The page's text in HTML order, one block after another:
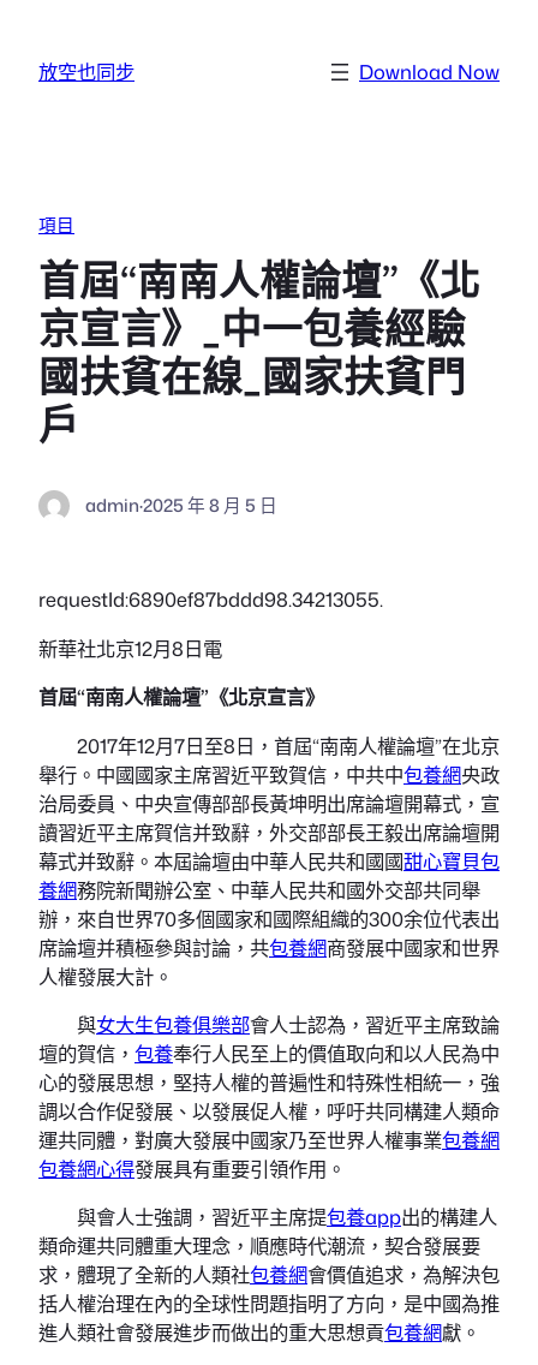
放空也同步 Download Now
項目
首屆“南南人權論壇”《北
京宣言》_中一包養經驗
國扶貧在線_國家扶貧門
戶
admin·2025 年 8 月 5 日
requestId:6890ef87bddd98.34213055.
新華社北京12月8日電
首屆“南南人權論壇”《北京宣言》
2017年12月7日至8日，首屆“南南人權論壇”在北京
舉行。中國國家主席習近平致賀信，中共中包養網央政
治局委員、中央宣傳部部長黃坤明出席論壇開幕式，宣
讀習近平主席賀信并致辭，外交部部長王毅出席論壇開
幕式并致辭。本屆論壇由中華人民共和國國甜心寶貝包
養網務院新聞辦公室、中華人民共和國外交部共同舉
辦，來自世界70多個國家和國際組織的300余位代表出
席論壇并積極參與討論，共包養網商發展中國家和世界
人權發展大計。
與女大生包養俱樂部會人士認為，習近平主席致論
壇的賀信， 包養奉行人民至上的價值取向和以人民為中
心的發展思想，堅持人權的普遍性和特殊性相統一，強
調以合作促發展、以發展促人權，呼吁共同構建人類命
運共同體，對廣大發展中國家乃至世界人權事業包養網
包養網心得發展具有重要引領作用。
與會人士強調，習近平主席提包養app出的構建人
類命運共同體重大理念，順應時代潮流，契合發展要
求，體現了全新的人類社包養網會價值追求，為解決包
括人權治理在內的全球性問題指明了方向，是中國為推
進人類社會發展進步而做出的重大思想貢包養網獻。